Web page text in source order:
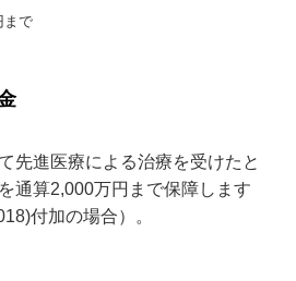
まで
先進医療による治療を受けたと
通算2,000万円まで保障します
付加の場合）。